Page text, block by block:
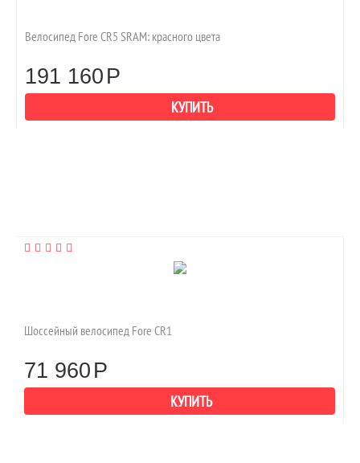
Велосипед Fore CR5 SRAM: красного цвета
191 160 Р
КУПИТЬ
Шоссейный велосипед Fore CR1
71 960 Р
КУПИТЬ